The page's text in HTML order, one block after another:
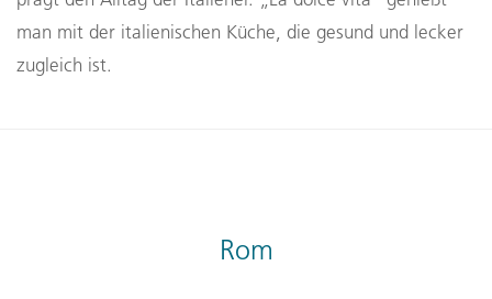
man mit der italienischen Küche, die gesund und lecker
zugleich ist.
Rom